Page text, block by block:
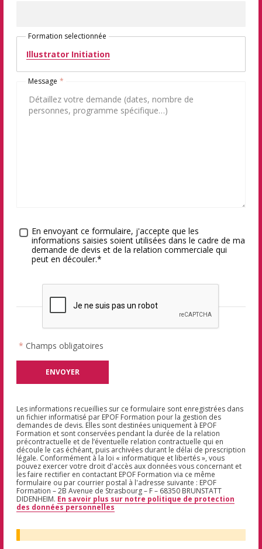
Formation selectionnée
Illustrator Initiation
Message *
Traitement des données *
En envoyant ce formulaire, j'accepte que les
informations saisies soient utilisées dans le cadre de ma
demande de devis et de la relation commerciale qui
peut en découler.*
* Champs obligatoires
Les informations recueillies sur ce formulaire sont enregistrées dans
un fichier informatisé par EPOF Formation pour la gestion des
demandes de devis. Elles sont destinées uniquement à EPOF
Formation et sont conservées pendant la durée de la relation
précontractuelle et de l’éventuelle relation contractuelle qui en
découle le cas échéant, puis archivées durant le délai de prescription
légale. Conformément à la loi « informatique et libertés », vous
pouvez exercer votre droit d'accès aux données vous concernant et
les faire rectifier en contactant EPOF Formation via ce même
formulaire ou par courrier postal à l'adresse suivante : EPOF
Formation – 2B Avenue de Strasbourg – F – 68350 BRUNSTATT
DIDENHEIM. En savoir plus sur notre politique de protection
des données personnelles